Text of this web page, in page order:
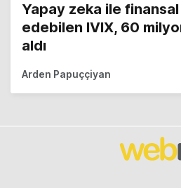
Yapay zeka ile
edebilen IVIX, 60
aldı
Arden Papuççiyan